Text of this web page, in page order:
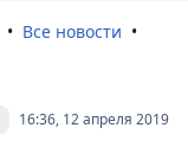
Все новости
16:36, 12 апреля 2019